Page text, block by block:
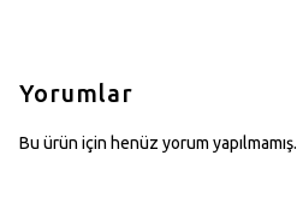
Yorumlar
Bu ürün için henüz yorum yapılmamış.